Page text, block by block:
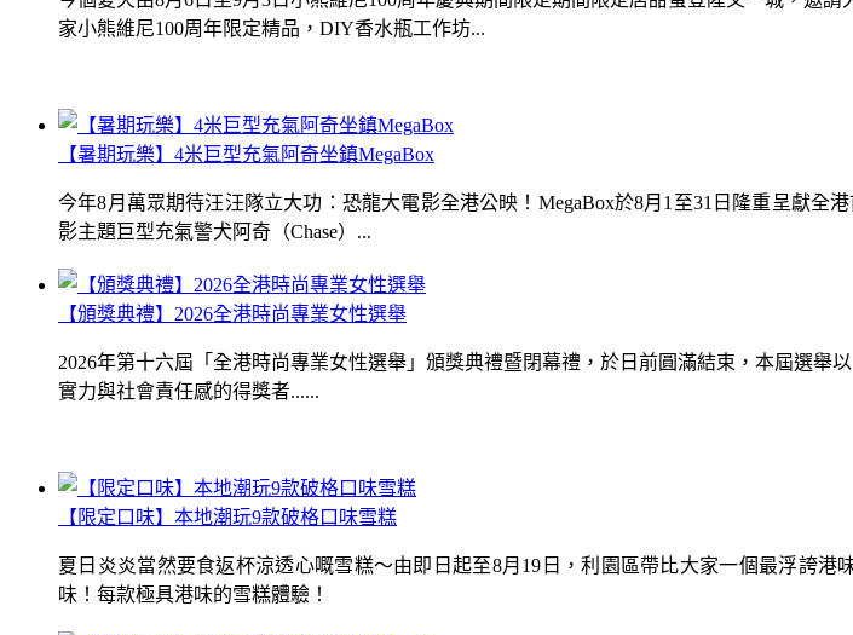
【暑期玩樂】4米巨型充氣阿奇坐鎮MegaBox
今年8月萬眾期待汪汪隊立大功：恐龍大電影全港公映！MegaBox於8月1至31日隆重呈獻
影主題巨型充氣警犬阿奇（Chase）...
【限定口味】本地潮玩9款破格口味雪糕
夏日炎炎當然要食返杯涼透心嘅雪糕～由即日起至8月19日，利園區帶比大家一個最浮誇
味！每款極具港味的雪糕體驗！
家小熊維尼100周年限定精品，DIY香水瓶工作坊...
【頒獎典禮】2026全港時尚專業女性選舉
2026年第十六屆「全港時尚專業女性選舉」頒獎典禮暨閉幕禮，於日前圓滿結束，本屆選
實力與社會責任感的得獎者......